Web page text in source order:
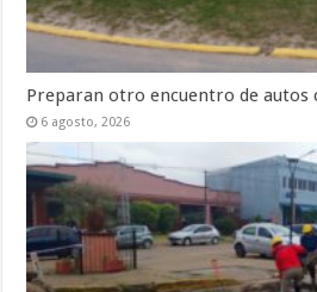
Preparan otro encuentro de autos
6 agosto, 2026